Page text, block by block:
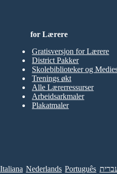
for Lærere
Gratisversjon for Lærere
District Pakker
Skolebiblioteker og
Trenings økt
Alle Lærerressurser
Arbeidsarkmaler
Plakatmaler
Italiana Nederlands Português